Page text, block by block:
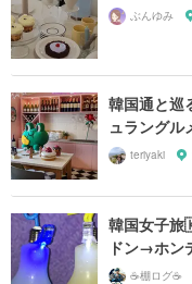
ぶんゆみ
韓国通と巡
ュラング
teriyaki
韓国女子
ドン→ホン
☕️棚ログ☕️